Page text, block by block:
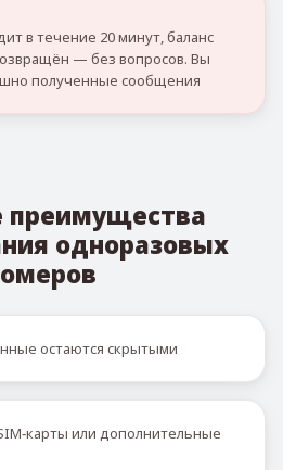
в течение 20 минут, баланс
— без вопросов. Вы
полученные сообщения
преимущества
одноразовых
остаются скрытыми
или дополнительные